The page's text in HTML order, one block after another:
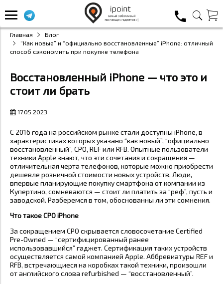
Главная
Блог
“Как новые” и “официально восстановленные” iPhone: отличный
способ сэкономить при покупке телефона
Восстановленный iPhone — что это и
стоит ли брать
17.05.2023
С 2016 года на российском рынке стали доступны iPhone, в
характеристиках которых указано “как новый”, “официально
восстановленный”, CPO, REF или RFB. Опытные пользователи
техники Apple знают, что эти сочетания и сокращения —
отличительная черта телефонов, которые можно приобрести
дешевле розничной стоимости новых устройств. Люди,
впервые планирующие покупку смартфона от компании из
Купертино, сомневаются — стоит ли платить за “реф”, пусть и
заводской. Разберемся в том, обоснованны ли эти сомнения.
Что такое CPO iPhone
За сокращением CPO скрывается словосочетание Certified
Pre-Owned — “сертифицированный ранее
использовавшийся” гаджет. Сертификация таких устройств
осуществляется самой компанией Apple. Аббревиатуры REF и
RFB, встречающиеся на коробках такой техники, произошли
от английского слова refurbished — “восстановленный”.